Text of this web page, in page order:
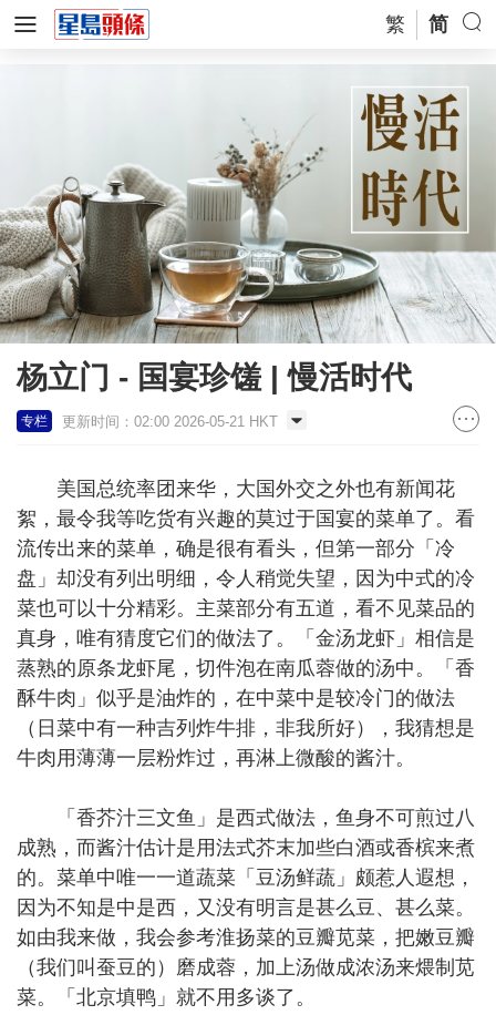
繁 简
杨立门 - 国宴珍馐 | 慢活时代
专栏 更新时间：02:00 2026-05-21 HKT
美国总统率团来华，大国外交之外也有新闻花
絮，最令我等吃货有兴趣的莫过于国宴的菜单了。看
流传出来的菜单，确是很有看头，但第一部分「冷
盘」却没有列出明细，令人稍觉失望，因为中式的冷
菜也可以十分精彩。主菜部分有五道，看不见菜品的
真身，唯有猜度它们的做法了。「金汤龙虾」相信是
蒸熟的原条龙虾尾，切件泡在南瓜蓉做的汤中。「香
酥牛肉」似乎是油炸的，在中菜中是较冷门的做法
（日菜中有一种吉列炸牛排，非我所好），我猜想是
牛肉用薄薄一层粉炸过，再淋上微酸的酱汁。
「香芥汁三文鱼」是西式做法，鱼身不可煎过八
成熟，而酱汁估计是用法式芥末加些白酒或香槟来煮
的。菜单中唯一一道蔬菜「豆汤鲜蔬」颇惹人遐想，
因为不知是中是西，又没有明言是甚么豆、甚么菜。
如由我来做，我会参考淮扬菜的豆瓣苋菜，把嫩豆瓣
（我们叫蚕豆的）磨成蓉，加上汤做成浓汤来煨制苋
菜。「北京填鸭」就不用多谈了。